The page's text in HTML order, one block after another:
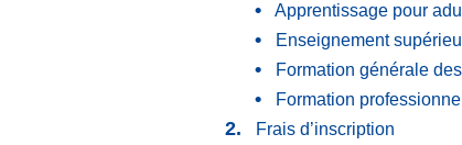
Apprentissage pour
Enseignement
Formation générale
Formation
Frais d’inscription